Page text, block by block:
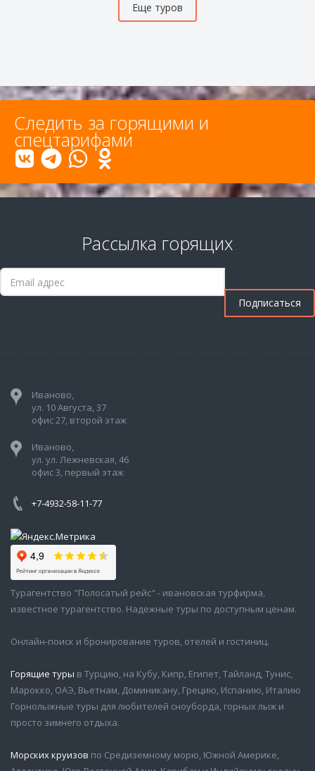
Еще туров
Следить за горящими и
спецтарифами
Рассылка горящих
Иваново,
ул. 10 Августа, 37
офис 27, второй этаж
Иваново,
ул. ул. Лежневская, 46
офис 3, первый этаж
+7-4932-58-11-77
Турагентство "Полосатый рейс" - ивановская турфирма,
известное турагентство. Надежные туры по доступным ценам.
Онлайн-поиск и бронирование туров, отелей и гостиниц.
Горящие туры в Турцию, на Кубу, Кипр, Египет, Тайланд, Тунис,
Марокко, ОАЭ, Вьетнам, Доминикану, Грецию, Испанию, Италию
Горнолыжные туры для любителей сноуборда, горных лыж и
просто зимнего отдыха.
Морских круизов по Средиземному морю, Южной Америке,